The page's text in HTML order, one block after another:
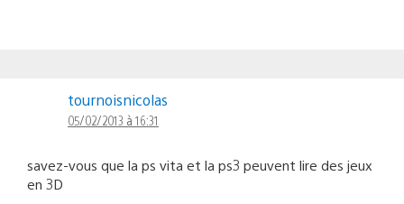
tournoisnicolas
05/02/2013 à 16:31
savez-vous que la ps vita et la ps3 peuvent lire des jeux
en 3D